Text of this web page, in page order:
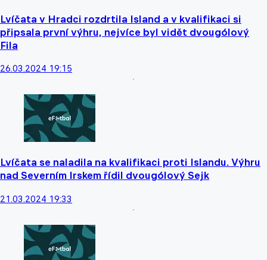
Lvíčata v Hradci rozdrtila Island a v kvalifikaci si
připsala první výhru, nejvíce byl vidět dvougólový
Fila
26.03.2024 19:15
Lvíčata se naladila na kvalifikaci proti Islandu. Výhru
nad Severním Irskem řídil dvougólový Sejk
21.03.2024 19:33